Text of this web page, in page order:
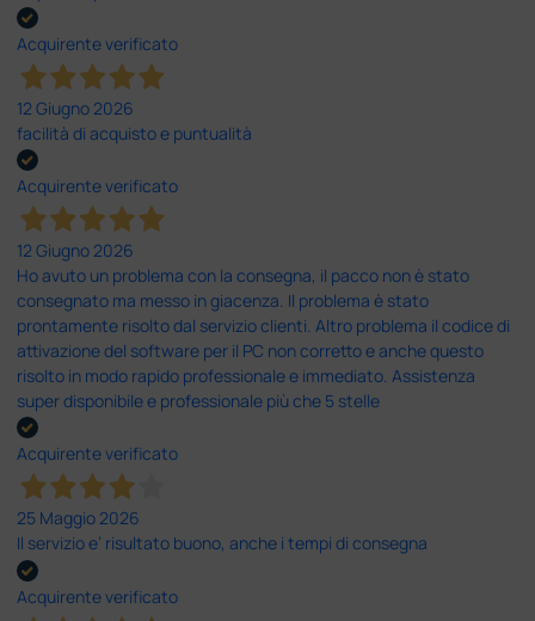
Acquirente verificato
12 Giugno 2026
facilità di acquisto e puntualità
Acquirente verificato
12 Giugno 2026
Ho avuto un problema con la consegna, il pacco non è stato
consegnato ma messo in giacenza. Il problema è stato
prontamente risolto dal servizio clienti. Altro problema il codice di
attivazione del software per il PC non corretto e anche questo
risolto in modo rapido professionale e immediato. Assistenza
super disponibile e professionale più che 5 stelle
Acquirente verificato
25 Maggio 2026
Il servizio e’ risultato buono, anche i tempi di consegna
Acquirente verificato